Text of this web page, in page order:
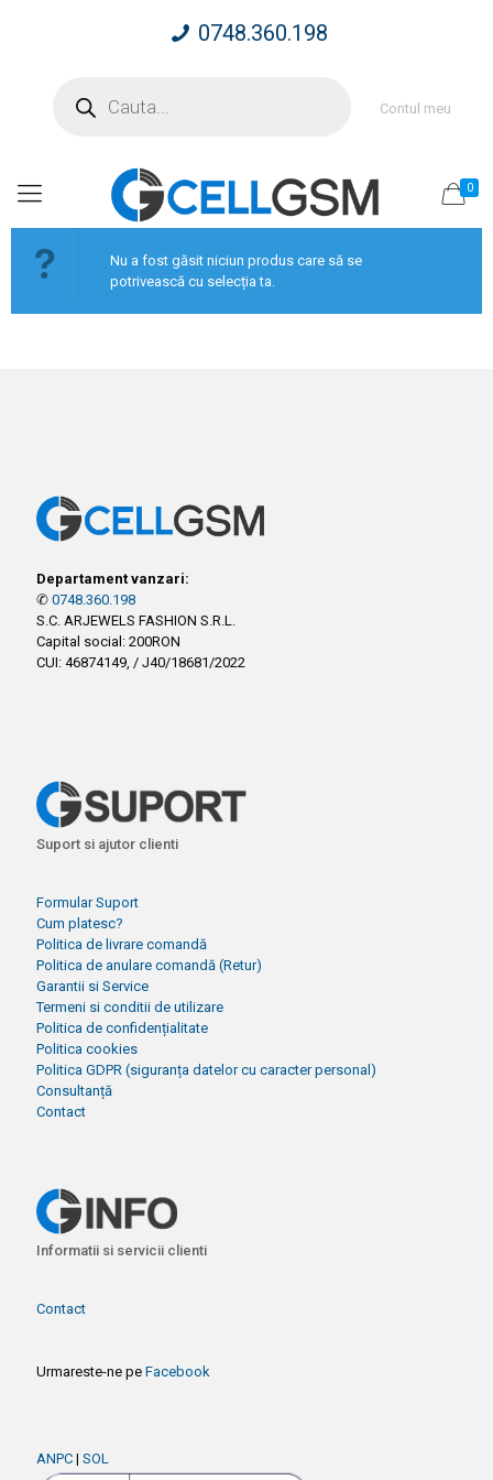
0748.360.198
search
Contul meu
0
Nu a fost găsit niciun produs care să se
potrivească cu selecția ta.
Departament vanzari:
✆ 0748.360.198
S.C. ARJEWELS FASHION S.R.L.
Capital social: 200RON
CUI: 46874149, / J40/18681/2022
Suport si ajutor clienti
Formular Suport
Cum platesc?
Politica de livrare comandă
Politica de anulare comandă (Retur)
Garantii si Service
Termeni si conditii de utilizare
Politica de confidențialitate
Politica cookies
Politica GDPR (siguranța datelor cu caracter personal)
Consultanță
Contact
Informatii si servicii clienti
Contact
Urmareste-ne pe Facebook
ANPC | SOL